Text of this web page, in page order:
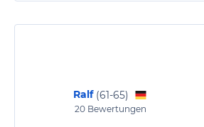
Ralf (61-65)
20Bewertungen